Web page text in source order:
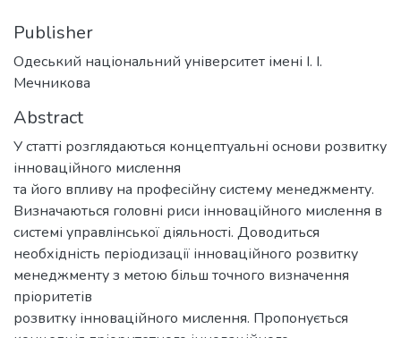
Publisher
Одеський національний університет імені І. І.
Мечникова
Abstract
У статті розглядаються концептуальні основи розвитку
інноваційного мислення
та його впливу на професійну систему менеджменту.
Визначаються головні риси інноваційного мислення в
системі управлінської діяльності. Доводиться
необхідність періодизації інноваційного розвитку
менеджменту з метою більш точного визначення
пріоритетів
розвитку інноваційного мислення. Пропонується